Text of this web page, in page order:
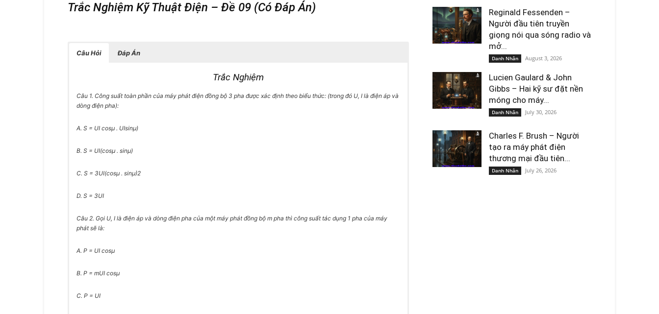
Trắc Nghiệm Kỹ Thuật Điện – Đề 09 (Có Đáp Án)
Câu Hỏi Đáp Án
Trắc Nghiệm
Câu 1. Công suất toàn phần của máy phát điện đồng bộ 3 pha được xác định theo biểu thức: (trong đó U, I là điện áp và
dòng điện pha):
A. S = UI cosμ . UIsinμ)
B. S = UI(cosμ . sinμ)
C. S = 3UI(cosμ . sinμ)2
D. S = 3UI
Câu 2. Gọi U, I là điện áp và dòng điện pha của một máy phát đồng bộ m pha thì công suất tác dụng 1 pha của máy
phát sẽ là:
A. P = UI cosμ
B. P = mUI cosμ
C. P = UI
Reginald Fessenden –
Người đầu tiên truyền
giọng nói qua sóng radio và
mở...
Danh Nhân August 3, 2026
Lucien Gaulard & John
Gibbs – Hai kỹ sư đặt nền
móng cho máy...
Danh Nhân July 30, 2026
Charles F. Brush – Người
tạo ra máy phát điện
thương mại đầu tiên...
Danh Nhân July 26, 2026